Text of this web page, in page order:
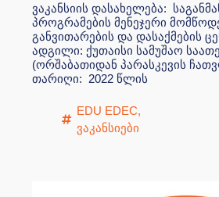
ვაკანსიის დასახელება:
პროგრამების მენეჯერი
განვითარების და დასაქმების
ადგილი: ქუთაისი სამუშაო
(ორშაბათიდან პარასკევის
თარიღი: 2022 წლის
EDU EDEC,
ვაკანსიები